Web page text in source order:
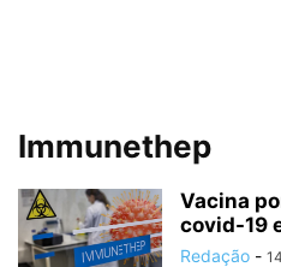
Immunethep
Vacina
covid-19
Redação -